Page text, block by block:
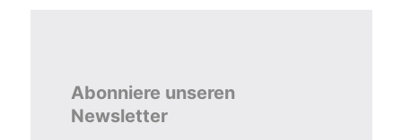
Abonniere unseren
Newsletter